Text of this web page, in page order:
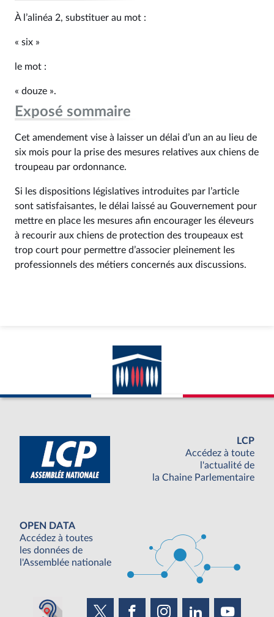
À l’alinéa 2, substituer au mot :
« six »
le mot :
« douze ».
Exposé sommaire
Cet amendement vise à laisser un délai d’un an au lieu de
six mois pour la prise des mesures relatives aux chiens de
troupeau par ordonnance.
Si les dispositions législatives introduites par l’article
sont satisfaisantes, le délai laissé au Gouvernement pour
mettre en place les mesures afin encourager les éleveurs
à recourir aux chiens de protection des troupeaux est
trop court pour permettre d’associer pleinement les
professionnels des métiers concernés aux discussions.
LCP
Accédez à toute
l'actualité de
la Chaine Parlementaire
OPEN DATA
Accédez à toutes
les données de
l'Assemblée nationale